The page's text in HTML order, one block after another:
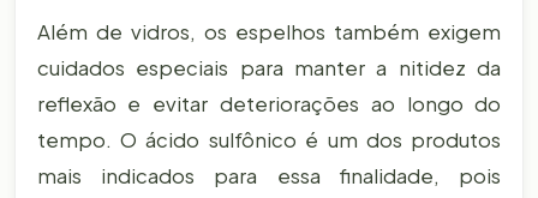
Além de vidros, os espelhos também exigem
cuidados especiais para manter a nitidez da
reflexão e evitar deteriorações ao longo do
tempo. O ácido sulfônico é um dos produtos
mais indicados para essa finalidade, pois